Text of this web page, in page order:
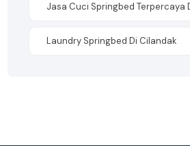
Jasa Cuci Springbed Terpercaya
Laundry Springbed Di Cilandak